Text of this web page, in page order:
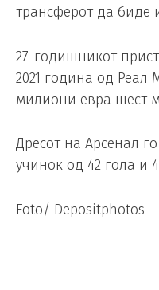
трансферот да биде
27-годишникот
2021 година од Реал
милиони евра шест
Дресот на Арсенал
учинок од 42 гола и
Foto/ Depositphotos